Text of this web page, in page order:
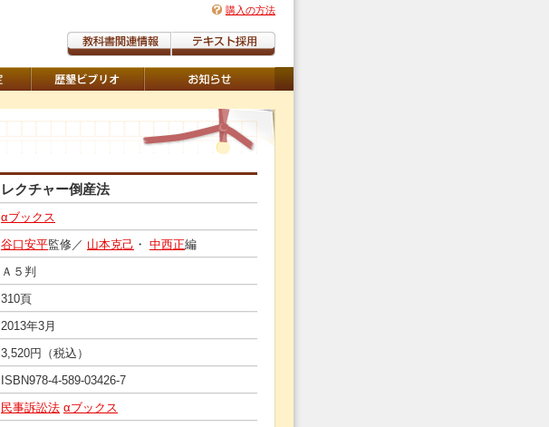
購入の方法
レクチャー倒産法
αブックス
谷口安平監修／ 山本克己 ・ 中西正編
Ａ５判
310頁
2013年3月
3,520円（税込）
ISBN978-4-589-03426-7
民事訴訟法 αブックス